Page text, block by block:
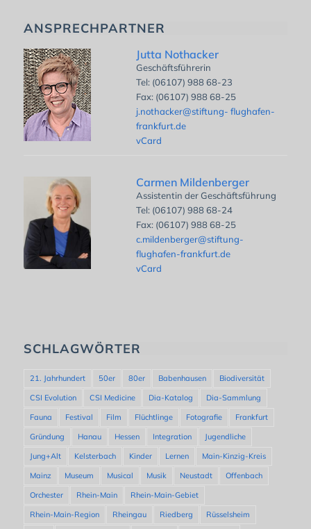
ANSPRECHPARTNER
Jutta Nothacker
Geschäftsführerin
Tel: (06107) 988 68-23
Fax: (06107) 988 68-25
j.nothacker@stiftung- flughafen-
frankfurt.de
vCard
Carmen Mildenberger
Assistentin der Geschäftsführung
Tel: (06107) 988 68-24
Fax: (06107) 988 68-25
c.mildenberger@stiftung-
flughafen-frankfurt.de
vCard
SCHLAGWÖRTER
21. Jahrhundert 50er 80er Babenhausen
Biodiversität
CSI Evolution
CSI Medicine Dia-Katalog
Dia-Sammlung
Fauna
Festival Film Flüchtlinge Fotografie
Frankfurt
Gründung
Hanau Hessen Integration
Jugendliche
Jung+Alt
Kelsterbach Kinder Lernen
Main-Kinzig-Kreis
Mainz
Museum Musical Musik Neustadt
Offenbach
Orchester
Rhein-Main
Rhein-Main-Gebiet
Rhein-Main-Region
Rheingau Riedberg Rüsselsheim